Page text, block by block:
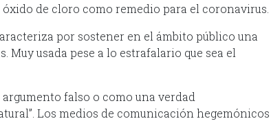
de cloro como remedio para el coronavirus.
por sostener en el ámbito público una
Muy usada pese a lo estrafalario que sea el
falso o como una verdad
Los medios de comunicación hegemónicos